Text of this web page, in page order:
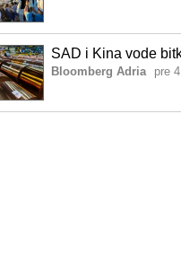
SAD i Kina vode
Bloomberg Adria pre